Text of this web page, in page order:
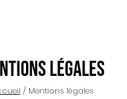
légales
/ Mentions légales